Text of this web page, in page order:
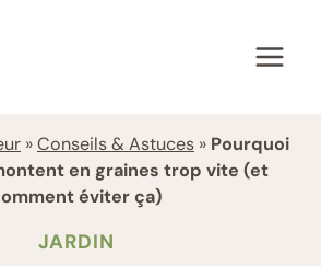
»Conseils & Astuces » Pourquoi
en graines trop vite (et
éviter ça)
JARDIN